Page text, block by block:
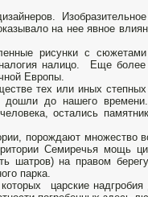
Изобразительное
на нее явное
рисунки с
налицо. Еще
Европы.
тех или иных
дошли до нашего
остались
порождают множество
Семиречья мощь
шатров) на правом
парка.
царские надгробия